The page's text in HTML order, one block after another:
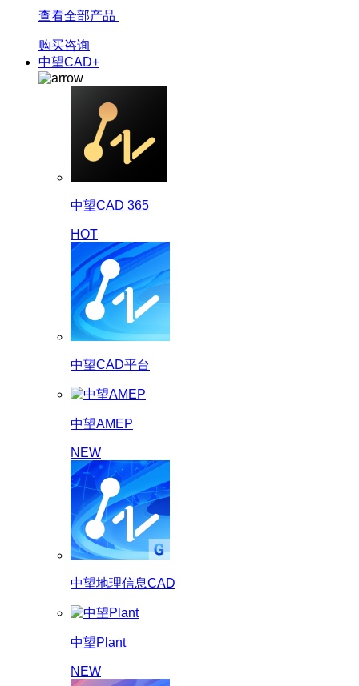
查看全部产品
购买咨询
中望CAD+
中望CAD 365
HOT
中望CAD平台
中望AMEP
NEW
中望地理信息CAD
中望Plant
NEW